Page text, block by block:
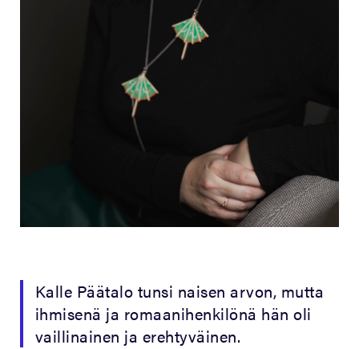
Kalle Päätalo tunsi naisen arvon, mutta
ihmisenä ja romaanihenkilönä hän oli
vaillinainen ja erehtyväinen.